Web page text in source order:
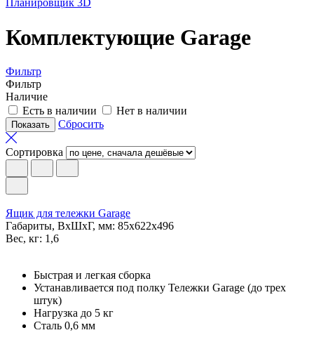
Планировщик 3D
Комплектующие Garage
Фильтр
Фильтр
Наличие
Есть в наличии
Нет в наличии
Сбросить
Сортировка
Ящик для тележки Garage
Габариты, ВxШxГ, мм: 85x622x496
Вес, кг: 1,6
Быстрая и легкая сборка
Устанавливается под полку Тележки Garage (до трех
штук)
Нагрузка до 5 кг
Сталь 0,6 мм